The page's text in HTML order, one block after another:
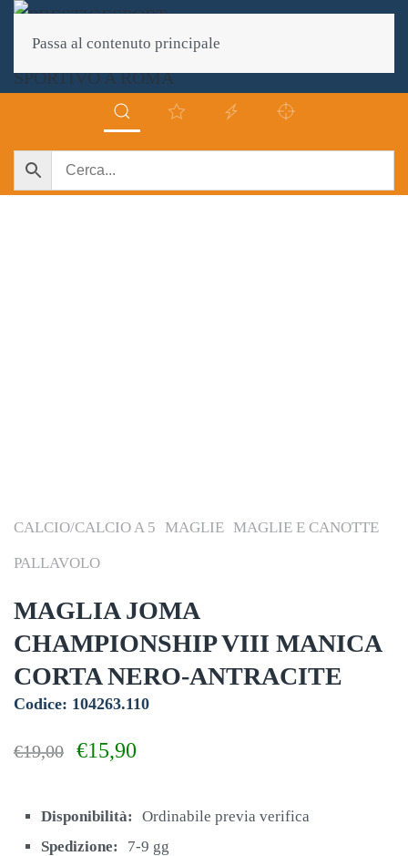
Passa al contenuto principale
CALCIO/CALCIO A 5 MAGLIE MAGLIE E CANOTTE
PALLAVOLO
MAGLIA JOMA
CHAMPIONSHIP VIII MANICA
CORTA NERO-ANTRACITE
Codice: 104263.110
€19,00
era:
€15,90
è:
Disponibilità:
Ordinabile previa verifica
Spedizione:
7-9 gg